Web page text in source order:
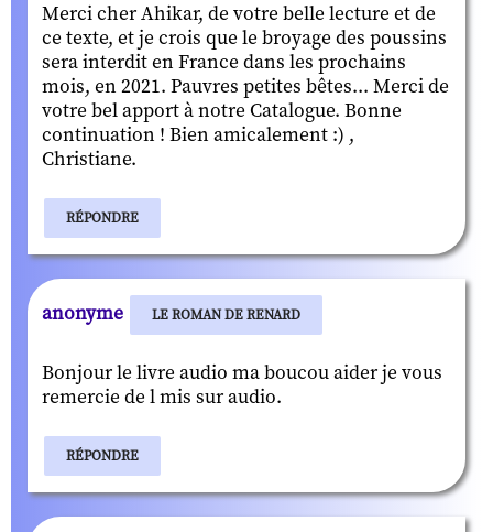
Merci cher Ahikar, de votre belle lecture et de
ce texte, et je crois que le broyage des poussins
sera interdit en France dans les prochains
mois, en 2021. Pauvres petites bêtes... Merci de
votre bel apport à notre Catalogue. Bonne
continuation ! Bien amicalement :) ,
Christiane.
RÉPONDRE
anonyme LE ROMAN DE RENARD
Bonjour le livre audio ma boucou aider je vous
remercie de l mis sur audio.
RÉPONDRE